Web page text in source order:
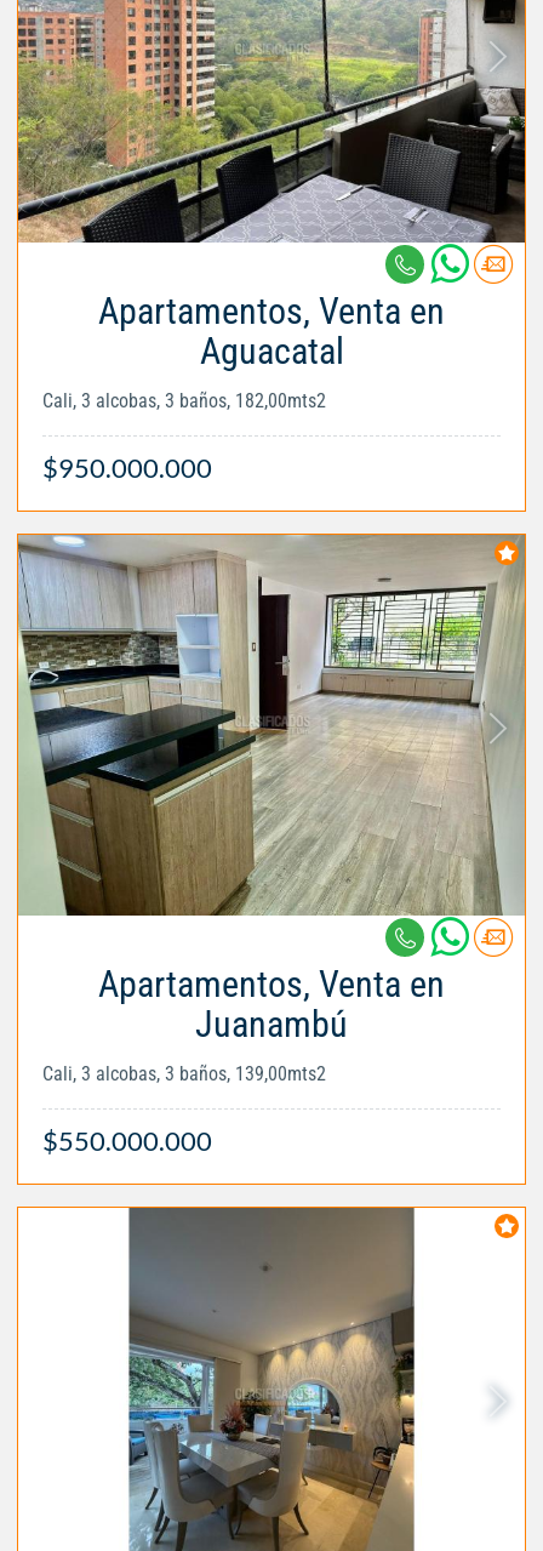
Apartamentos, Venta en
Aguacatal
Cali, 3 alcobas, 3 baños, 182,00mts2
$950.000.000
Apartamentos, Venta en
Juanambú
Cali, 3 alcobas, 3 baños, 139,00mts2
$550.000.000